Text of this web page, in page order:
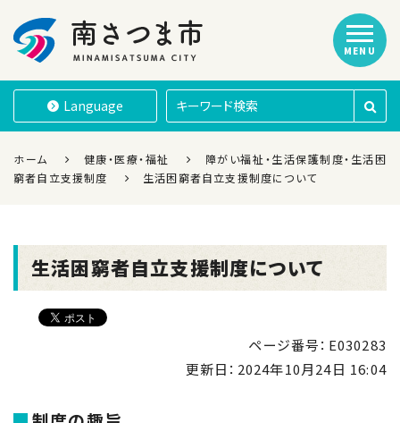
南さつま市
Language
MENU
ホーム 健康・医療・福祉
障がい福祉・生活保護制度・生活困
窮者自立支援制度
生活困窮者自立支援制度について
生活困窮者自立支援制度について
ページ番号：E030283
更新日： 2024年10月24日 16:04